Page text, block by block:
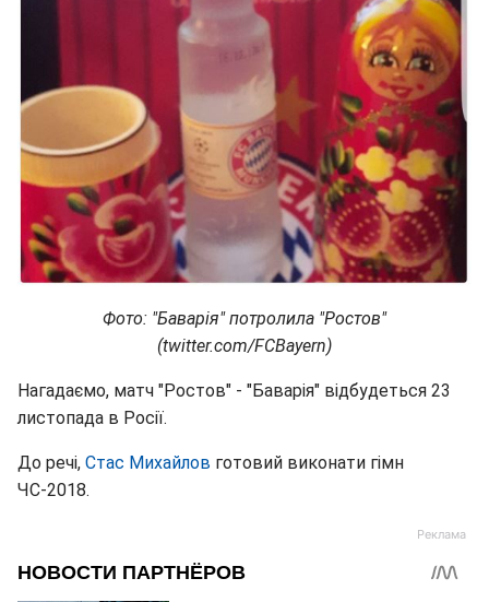
Фото: "Баварія" потролила "Ростов"
(twitter.com/FCBayern)
Нагадаємо, матч "Ростов" - "Баварія" відбудеться 23
листопада в Росії.
До речі, Стас Михайлов готовий виконати гімн
ЧС-2018.